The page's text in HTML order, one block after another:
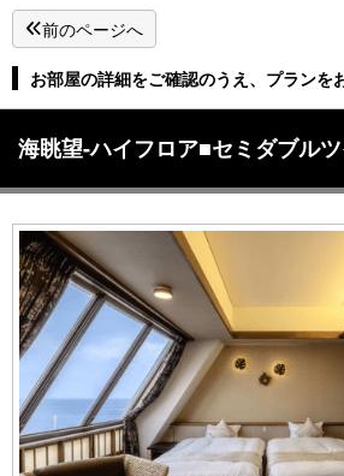
前のページへ
お部屋の詳細をご確認のうえ、プランを
海眺望-ハイフロア■セミダブル